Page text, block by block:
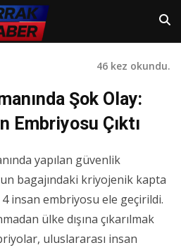
46 kez okundu.
Şok Olay:
Embriyosu Çıktı
yapılan güvenlik
bagajındaki kriyojenik kapta
4 insan embriyosu ele geçirildi.
ülke dışına çıkarılmak
uluslararası insan